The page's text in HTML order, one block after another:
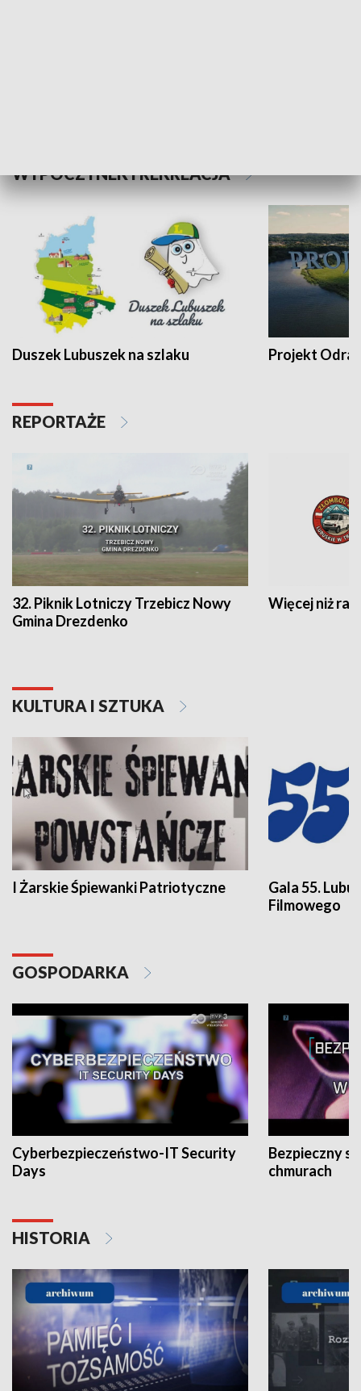
WYPOCZYNEK I REKREACJA
Duszek Lubuszek na szlaku Projekt Odra
REPORTAŻE
32. Piknik Lotniczy Trzebicz Nowy
Gmina Drezdenko
Więcej niż rajd
KULTURA I SZTUKA
I Żarskie Śpiewanki Patriotyczne
Gala 55.
Filmowego
GOSPODARKA
Cyberbezpieczeństwo-IT Security
Days
Bezpieczny
chmurach
HISTORIA